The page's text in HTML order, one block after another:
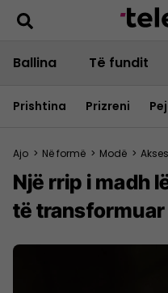
Ballina Të fundit
Prishtina Prizreni
Ajo > Në formë > Modë >
Një rrip i madh
të